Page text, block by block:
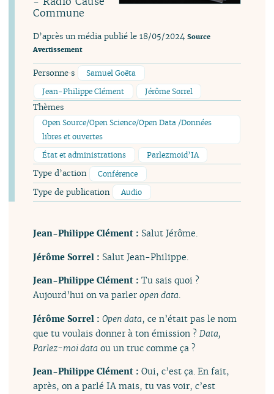
Commune
D’après un média publié le 18/05/2024 Source
Avertissement
Personne·s
Samuel Goëta
Jean-Philippe Clément
Jérôme Sorrel
Thèmes
Open Source/Open Science/Open Data /Données
libres et ouvertes
État et administrations
Parlezmoid’IA
Type d’action Conférence
Type de publication Audio
Jean-Philippe Clément : Salut Jérôme.
Jérôme Sorrel : Salut Jean-Philippe.
Jean-Philippe Clément :Tu sais quoi ?
Aujourd’hui on va parleropen data.
Jérôme Sorrel :Open data, ce n’était pas le nom
que tu voulais donner à ton émission ? Data,
Parlez-moi data ou un truc comme ça ?
Jean-Philippe Clément :Oui, c’est ça. En fait,
après, on a parlé IA mais, tu vas voir, c’est